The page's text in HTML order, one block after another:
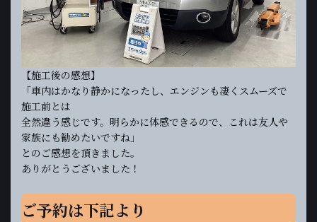
【施工後の感想】
「車内はかなり静かになったし、エンジンも凄くスムーズで
施工前とは
全然違う感じです。明らかに体感できるので、これは友人や
家族にも勧めたいですね」
とのご感想を頂きました。
ありがとうございました！
ご予約は下記より